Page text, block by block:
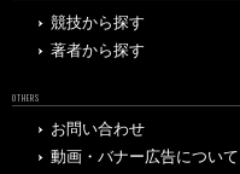
競技から探す
著者から探す
OTHERS
お問い合わせ
動画・バナー広告について